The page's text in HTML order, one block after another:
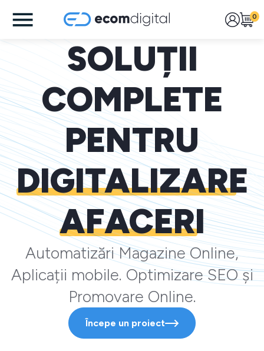
0
SOLUȚII
COMPLETE
PENTRU
DIGITALIZARE
AFACERI
Automatizări Magazine Online,
Aplicații mobile. Optimizare SEO și
Promovare Online.
Începe un proiect